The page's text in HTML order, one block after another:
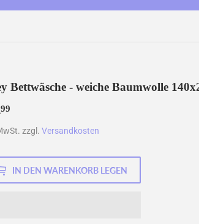
Bettwäsche - weiche Baumwolle
99
zzgl. Versandkosten
IN DEN WARENKORB LEGEN